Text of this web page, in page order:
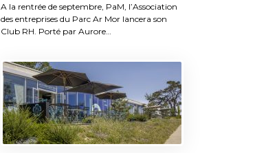
A la rentrée de septembre, PaM, l’Association
des entreprises du Parc Ar Mor lancera son
Club RH. Porté par Aurore…